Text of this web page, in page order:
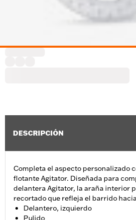
DESCRIPCIÓN
Completa el aspecto personalizado
flotante Agitator. Diseñada para
delantera Agitator, la araña interior
recortado que refleja el barrido
Delantero, izquierdo
Pulido